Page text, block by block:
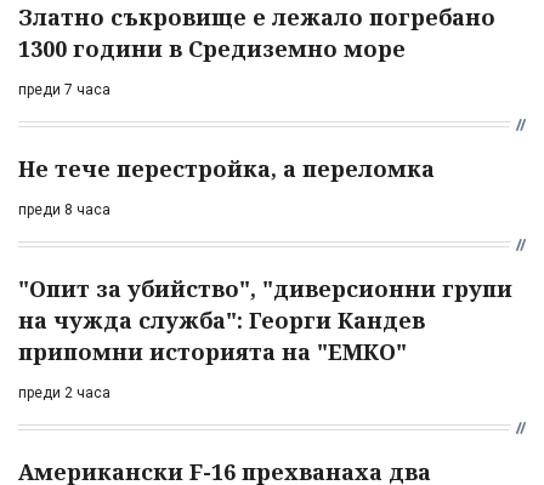
Златно съкровище е лежало погребано
1300 години в Средиземно море
преди 7 часа
Не тече перестройка, а переломка
преди 8 часа
"Опит за убийство", "диверсионни групи
на чужда служба": Георги Кандев
припомни историята на "ЕМКО"
преди 2 часа
Американски F-16 прехванаха два